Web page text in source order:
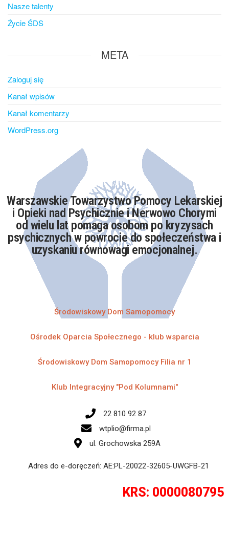
Nasze talenty
Życie ŚDS
META
Zaloguj się
Kanał wpisów
Kanał komentarzy
WordPress.org
Warszawskie Towarzystwo Pomocy Lekarskiej
i Opieki nad Psychicznie i Nerwowo Chorymi
od wielu lat pomaga osobom po kryzysach
psychicznych w powrocie do społeczeństwa i
uzyskaniu równowagi emocjonalnej.​
Środowiskowy Dom Samopomocy​
Ośrodek Oparcia Społecznego - klub wsparcia
Środowiskowy Dom Samopomocy Filia nr 1​
Klub Integracyjny "Pod Kolumnami"​
22 810 92 87
wtplio@firma.pl
ul. Grochowska 259A
Adres do e-doręczeń: AE:PL-20022-32605-UWGFB-21
KRS: 0000080795